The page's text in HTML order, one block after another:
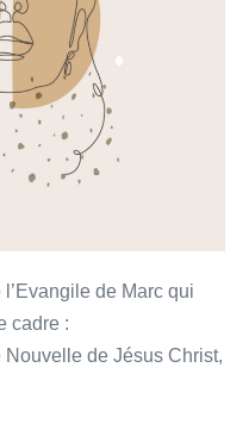
de Marc qui
cadre :
de Jésus Christ,